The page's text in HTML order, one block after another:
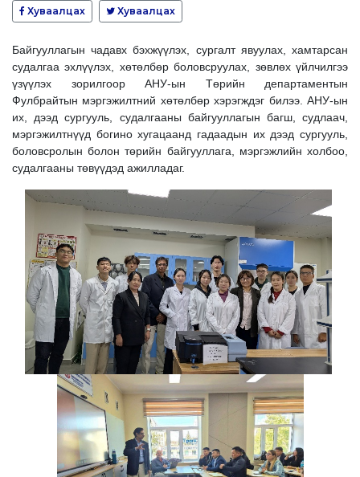
Хуваалцах Хуваалцах
Байгууллагын чадавх бэхжүүлэх, сургалт явуулах, хамтарсан
судалгаа эхлүүлэх, хөтөлбөр боловсруулах, зөвлөх үйлчилгээ
үзүүлэх зорилгоор АНУ-ын Төрийн департаментын
Фулбрайтын мэргэжилтний хөтөлбөр хэрэгждэг билээ. АНУ-ын
их, дээд сургууль, судалгааны байгууллагын багш, судлаач,
мэргэжилтнүүд богино хугацаанд гадаадын их дээд сургууль,
боловсролын болон төрийн байгууллага, мэргэжлийн холбоо,
судалгааны төвүүдэд ажилладаг.